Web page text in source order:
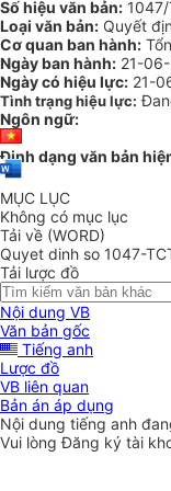
Số hiệu văn bản:
Loại văn bản: Quyết
Cơ quan ban hành:
Ngày ban hành: 21-
Ngày có hiệu lực: 21-
Tình trạng hiệu lực:
Ngôn ngữ:
Định dạng văn bản
MỤC LỤC
Không có mục lục
Tải về (WORD)
Quyet dinh so 1047-
Tải lược đồ
Nội dung VB
Văn bản gốc
Tiếng anh
Lược đồ
VB liên quan
Bản án áp dụng
Nội dung tiếng anh
Vui lòngĐăng ký tài